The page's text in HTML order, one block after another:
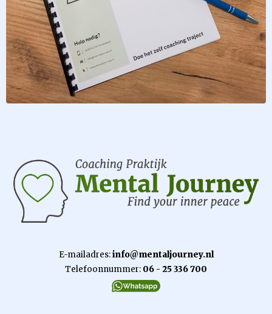
E-mailadres:info@mentaljourney.nl
Telefoonnummer: 06 - 25 336 700